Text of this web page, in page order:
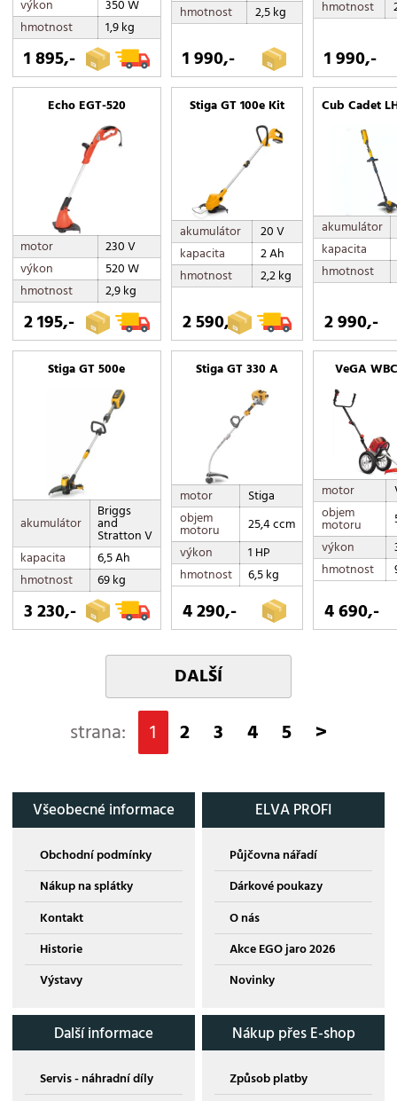
výkon
350 W
hmotnost
1,9 kg
1 895,-
hmotnost 2,5 kg
1 990,-
hmotnost
1 990,-
Echo EGT-520
motor
230 V
výkon
520 W
hmotnost
2,9 kg
2 195,-
Stiga GT 100e Kit
akumulátor
20 V
kapacita
2 Ah
hmotnost
2,2 kg
2 590,-
Cub Cadet
akumulátor
kapacita
hmotnost
2 990,-
Stiga GT 500e
akumulátor
Briggs
and
Stratton V
kapacita
6,5 Ah
hmotnost
69 kg
3 230,-
Stiga GT 330 A
motor
Stiga
objem
motoru
25,4 ccm
výkon
1 HP
hmotnost
6,5 kg
4 290,-
VeGA
motor
objem
motoru
výkon
hmotnost
4 690,-
DALŠÍ
strana: 1 2 3 4 5 >
Všeobecné informace
Obchodní podmínky
Nákup na splátky
Kontakt
Historie
Výstavy
ELVA PROFI
Půjčovna nářadí
Dárkové poukazy
O nás
Akce EGO jaro 2026
Novinky
Další informace
Servis - náhradní díly
Nákup přes E-shop
Způsob platby